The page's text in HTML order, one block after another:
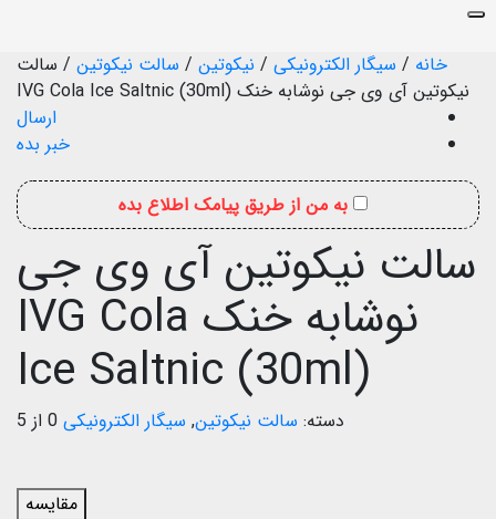
خانه / سیگار الکترونیکی / نیکوتین / سالت نیکوتین / سالت
نیکوتین آی وی جی نوشابه خنک IVG Cola Ice Saltnic (30ml)
ارسال
خبر بده
به من از طریق پیامک اطلاع بده
سالت نیکوتین آی وی جی
نوشابه خنک IVG Cola
Ice Saltnic (30ml)
دسته: سالت نیکوتین, سیگار الکترونیکی 0 از 5
مقایسه